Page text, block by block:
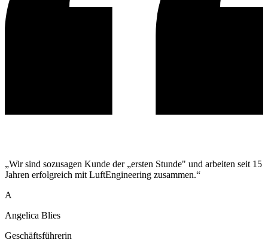
„Wir sind sozusagen Kunde der „ersten Stunde" und arbeiten seit 15
Jahren erfolgreich mit LuftEngineering zusammen.“
A
Angelica Blies
Geschäftsführerin